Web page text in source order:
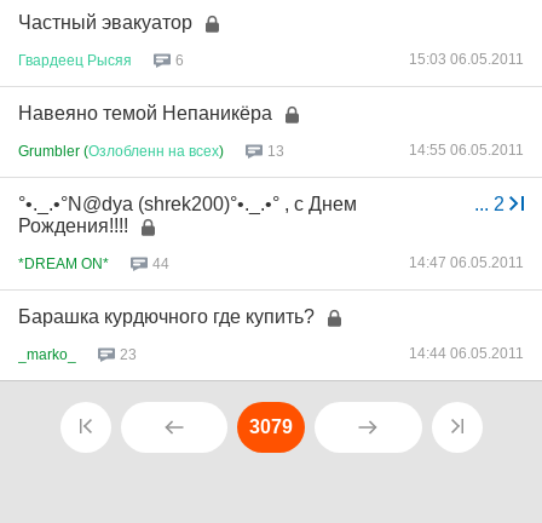
Частный эвакуатор
Гвардеец Рысяя 6 15:03 06.05.2011
Навеяно темой Непаникёра
Grumbler (Озлобленн на всех) 13 14:55 06.05.2011
... 2
°•._.•°N@dya (shrek200)°•._.•° , с Днем
Рождения!!!!
*DREAM ON* 44 14:47 06.05.2011
Барашка курдючного где купить?
_marko_ 23 14:44 06.05.2011
3079